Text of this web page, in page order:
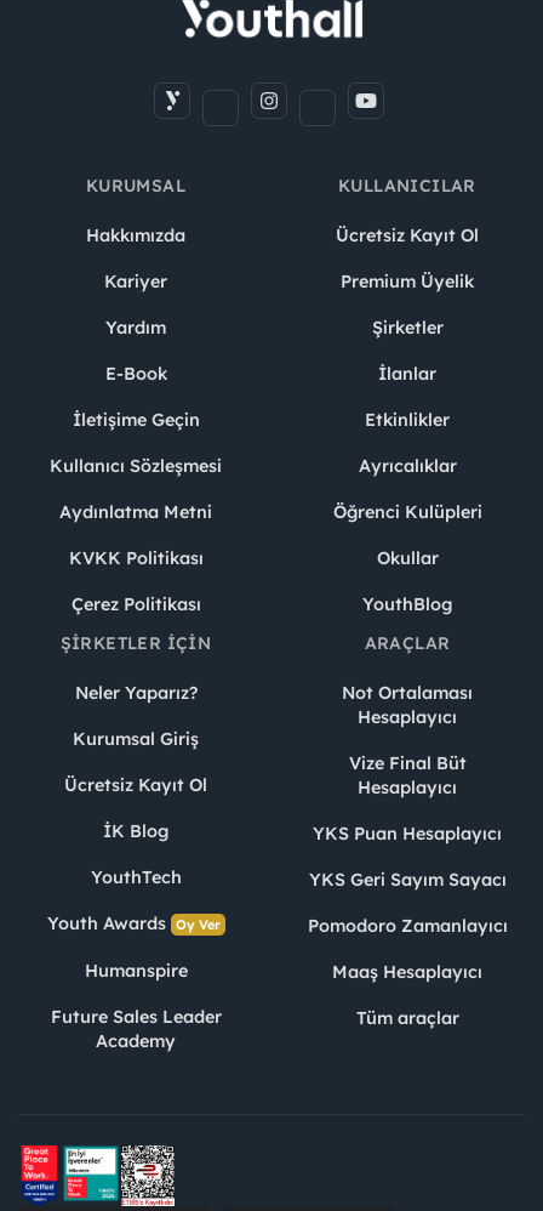
KURUMSAL
Hakkımızda
Kariyer
Yardım
E-Book
İletişime Geçin
Kullanıcı Sözleşmesi
Aydınlatma Metni
KVKK Politikası
Çerez Politikası
KULLANICILAR
Ücretsiz Kayıt Ol
Premium Üyelik
Şirketler
İlanlar
Etkinlikler
Ayrıcalıklar
Öğrenci Kulüpleri
Okullar
YouthBlog
ŞIRKETLER İÇIN
Neler Yaparız?
Kurumsal Giriş
Ücretsiz Kayıt Ol
İK Blog
YouthTech
Youth Awards Oy Ver
Humanspire
Future Sales Leader
Academy
ARAÇLAR
Not Ortalaması
Hesaplayıcı
Vize Final Büt
Hesaplayıcı
YKS Puan Hesaplayıcı
YKS Geri Sayım Sayacı
Pomodoro Zamanlayıcı
Maaş Hesaplayıcı
Tüm araçlar